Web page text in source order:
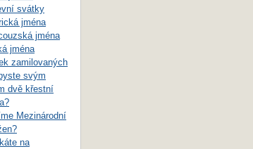
svátky
jména
jména
jména
zamilovaných
svým
dvě křestní
Mezinárodní
na